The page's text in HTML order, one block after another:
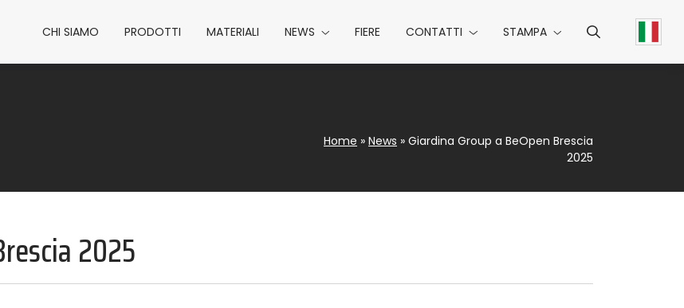
CHI SIAMO PRODOTTI MATERIALI NEWS FIERE CONTATTI STAMPA
Home » News » Giardina Group a BeOpen Brescia
2025
2025